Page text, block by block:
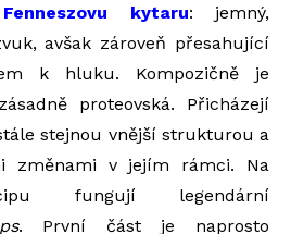
Fenneszovu kytaru: jemný,
avšak zároveň přesahující
k hluku. Kompozičně je
proteovská. Přicházejí
stejnou vnější strukturou a
změnami v jejím rámci. Na
fungují legendární
. První část je naprosto